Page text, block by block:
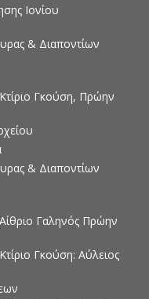
Ιονίου
& Διαποντίων
Γκούση, Πρώην
& Διαποντίων
Γαληνός Πρώην
Γκούση: Αύλειος